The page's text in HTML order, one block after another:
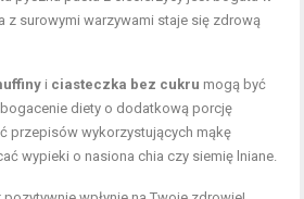
z surowymi warzywami staje się zdrową
i ciasteczka bez cukru mogą być
diety o dodatkową porcję
przepisów wykorzystujących mąkę
wypieki o nasiona chia czy siemię lniane